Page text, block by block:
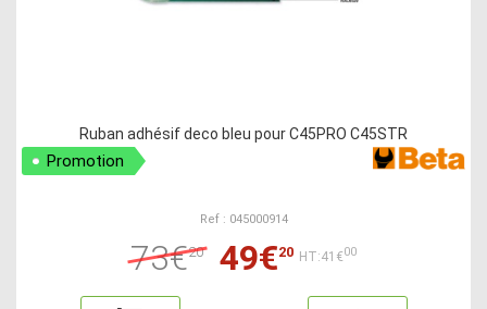
Ruban adhésif deco bleu pour C45PRO C45STR
Promotion
Ref : 045000914
73€20 49€20 HT:41€00